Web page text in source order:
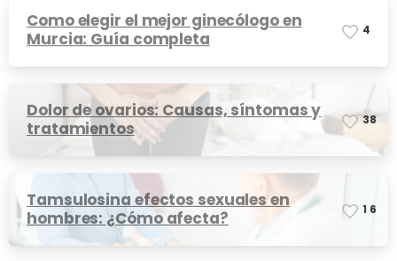
Como elegir el mejor ginecólogo en
Murcia: Guía completa
4
Dolor de ovarios: Causas, síntomas y
tratamientos
38
Tamsulosina efectos sexuales en
hombres: ¿Cómo afecta?
1 6